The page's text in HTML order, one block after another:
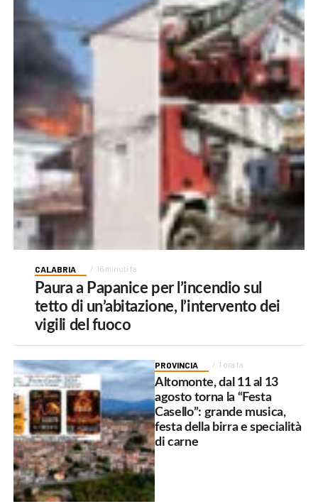
CALABRIA 16 minuti fa
Paura a Papanice per l’incendio sul
tetto di un’abitazione, l’intervento dei
vigili del fuoco
PROVINCIA 1 ora fa
Altomonte, dal 11 al 13
agosto torna la “Festa
Casello”: grande musica,
festa della birra e specialità
di carne